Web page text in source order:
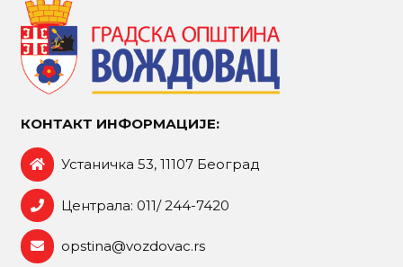
КОНТАКТ ИНФОРМАЦИЈЕ:
Устаничка 53, 11107 Београд
Централа: 011/ 244-7420
opstina@vozdovac.rs